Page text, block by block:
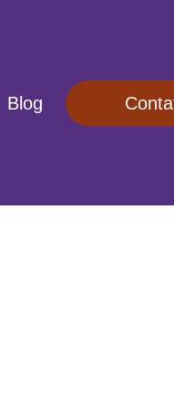
Blog